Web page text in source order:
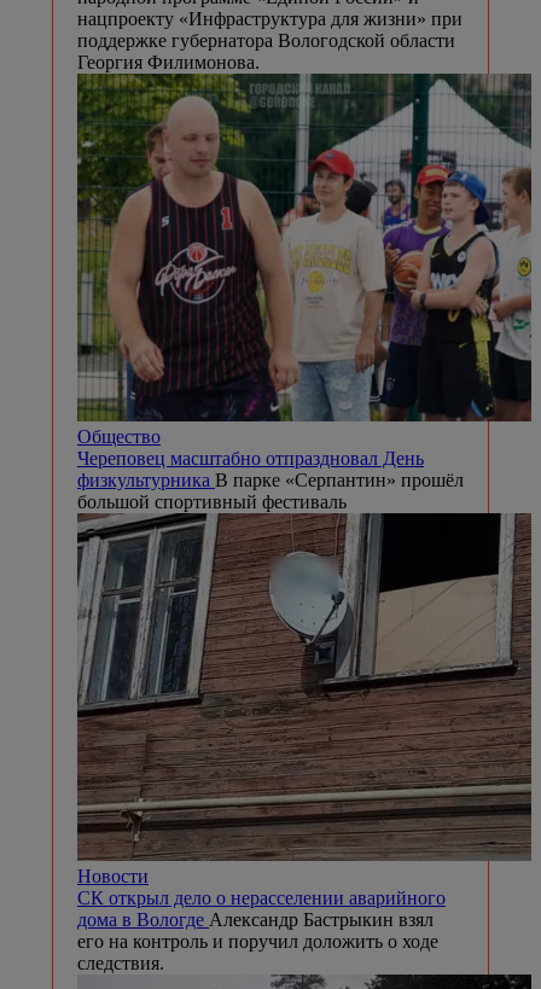
нацпроекту «Инфраструктура для жизни» при
поддержке губернатора Вологодской области
Георгия Филимонова.
Общество
Череповец масштабно отпраздновал День
физкультурника В парке «Серпантин» прошёл
большой спортивный фестиваль
Новости
СК открыл дело о нерасселении аварийного
дома в Вологде Александр Бастрыкин взял
его на контроль и поручил доложить о ходе
следствия.